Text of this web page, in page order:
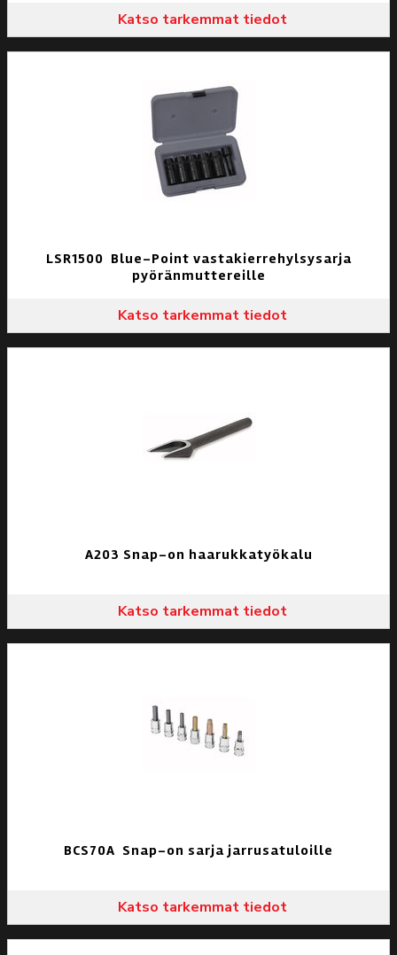
Katso tarkemmat tiedot
LSR1500 Blue-Point vastakierrehylsysarja
pyöränmuttereille
Katso tarkemmat tiedot
A203 Snap-on haarukkatyökalu
Katso tarkemmat tiedot
BCS70A Snap-on sarja jarrusatuloille
Katso tarkemmat tiedot